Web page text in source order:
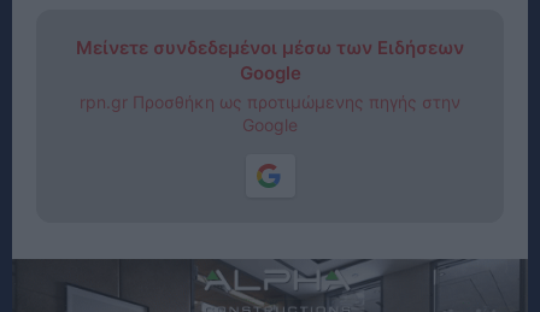
Μείνετε συνδεδεμένοι μέσω των Ειδήσεων
Google
rpn.gr Προσθήκη ως προτιμώμενης πηγής στην
Google